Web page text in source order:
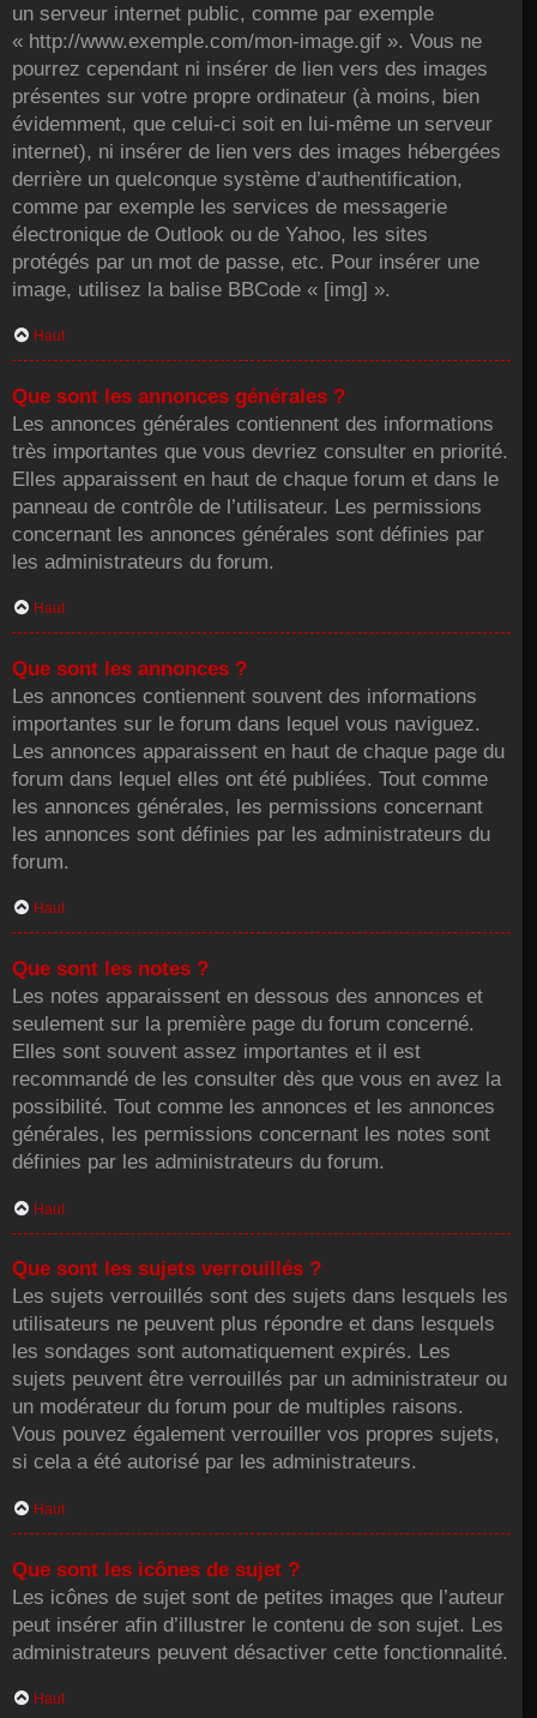
un serveur internet public, comme par exemple
« http://www.exemple.com/mon-image.gif ». Vous ne
pourrez cependant ni insérer de lien vers des images
présentes sur votre propre ordinateur (à moins, bien
évidemment, que celui-ci soit en lui-même un serveur
internet), ni insérer de lien vers des images hébergées
derrière un quelconque système d’authentification,
comme par exemple les services de messagerie
électronique de Outlook ou de Yahoo, les sites
protégés par un mot de passe, etc. Pour insérer une
image, utilisez la balise BBCode « [img] ».
Haut
Que sont les annonces générales ?
Les annonces générales contiennent des informations
très importantes que vous devriez consulter en priorité.
Elles apparaissent en haut de chaque forum et dans le
panneau de contrôle de l’utilisateur. Les permissions
concernant les annonces générales sont définies par
les administrateurs du forum.
Haut
Que sont les annonces ?
Les annonces contiennent souvent des informations
importantes sur le forum dans lequel vous naviguez.
Les annonces apparaissent en haut de chaque page du
forum dans lequel elles ont été publiées. Tout comme
les annonces générales, les permissions concernant
les annonces sont définies par les administrateurs du
forum.
Haut
Que sont les notes ?
Les notes apparaissent en dessous des annonces et
seulement sur la première page du forum concerné.
Elles sont souvent assez importantes et il est
recommandé de les consulter dès que vous en avez la
possibilité. Tout comme les annonces et les annonces
générales, les permissions concernant les notes sont
définies par les administrateurs du forum.
Haut
Que sont les sujets verrouillés ?
Les sujets verrouillés sont des sujets dans lesquels les
utilisateurs ne peuvent plus répondre et dans lesquels
les sondages sont automatiquement expirés. Les
sujets peuvent être verrouillés par un administrateur ou
un modérateur du forum pour de multiples raisons.
Vous pouvez également verrouiller vos propres sujets,
si cela a été autorisé par les administrateurs.
Haut
Que sont les icônes de sujet ?
Les icônes de sujet sont de petites images que l’auteur
peut insérer afin d’illustrer le contenu de son sujet. Les
administrateurs peuvent désactiver cette fonctionnalité.
Haut